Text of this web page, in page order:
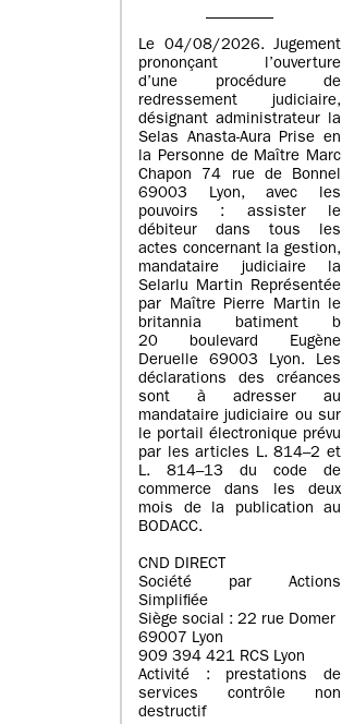
Le 04/08/2026. Jugement
prononçant l’ouverture
d’une procédure de
redressement judiciaire,
désignant administrateur la
Selas Anasta-Aura Prise en
la Personne de Maître Marc
Chapon 74 rue de Bonnel
69003 Lyon, avec les
pouvoirs : assister le
débiteur dans tous les
actes concernant la gestion,
mandataire judiciaire la
Selarlu Martin Représentée
par Maître Pierre Martin le
britannia batiment b
20 boulevard Eugène
Deruelle 69003 Lyon. Les
déclarations des créances
sont à adresser au
mandataire judiciaire ou sur
le portail électronique prévu
par les articles L. 814–2 et
L. 814–13 du code de
commerce dans les deux
mois de la publication au
BODACC.
CND DIRECT
Société par Actions
Simplifiée
Siège social : 22 rue Domer
69007 Lyon
909 394 421 RCS Lyon
Activité : prestations de
services contrôle non
destructif